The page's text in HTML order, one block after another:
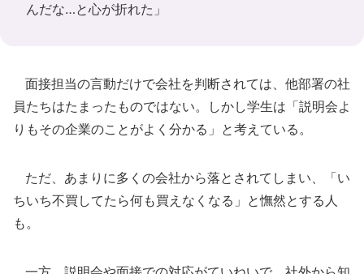
んだな…と心が折れた」
面接担当の言動だけで会社を判断されては、他部署の社
員たちはたまったものではない。しかし学生は「説明会よ
りもその企業のことがよく分かる」と考えている。
ただ、あまりに多くの会社から落とされてしまい、「い
ちいち不買してたら何も買えなくなる」と憮然とする人
も。